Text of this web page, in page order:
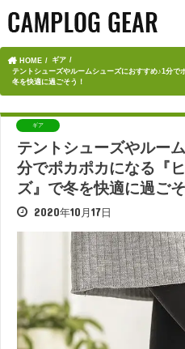
HOME
ギア
テントシューズやルームシューズにおすすめ♪1分で
冬を快適に過ごそう！
ギア
テントシューズやルー
分でポカポカになる『
ズ』で冬を快適に過ごそ
2020年10月17日